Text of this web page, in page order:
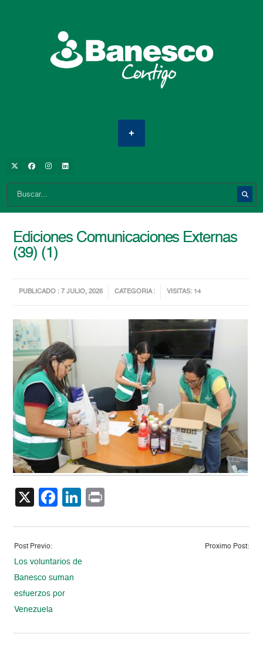
Ediciones Comunicaciones Externas
(39) (1)
PUBLICADO : 7 JULIO, 2026 CATEGORIA : VISITAS: 14
X Facebook
LinkedIn
Post Previo:
Los voluntarios de
Banesco suman
esfuerzos por
Venezuela
Proximo Post: